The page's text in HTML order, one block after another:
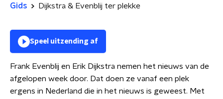
Gids Dijkstra & Evenblij ter plekke
Speel uitzending af
Frank Evenblij en Erik Dijkstra nemen het nieuws van de
afgelopen week door. Dat doen ze vanaf een plek
ergens in Nederland die in het nieuws is geweest. Met